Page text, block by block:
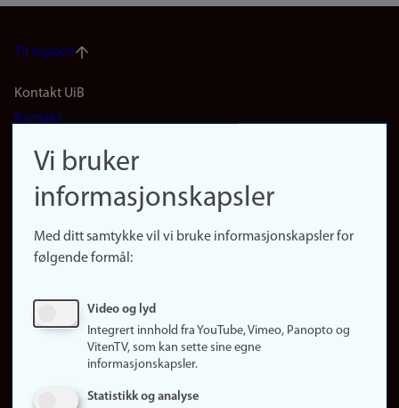
Til toppen
Footer
(no)
Kontakt UiB
Kontakt
Finn forsker
Presse
Finn studier
Ledige stillinger
Vi bruker
informasjonskapsler
Med ditt samtykke vil vi bruke informasjonskapsler for
følgende formål:
Video og lyd
Integrert innhold fra YouTube, Vimeo, Panopto og
VitenTV, som kan sette sine egne
informasjonskapsler.
Statistikk og analyse